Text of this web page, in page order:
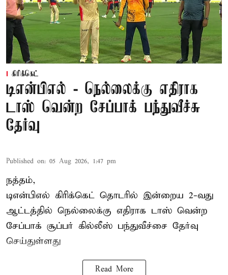
கிரிக்கெட்
டிஎன்பிஎல் - நெல்லைக்கு எதிராக
டாஸ் வென்ற சேப்பாக் பந்துவீச்சு
தேர்வு
Published on: 05 Aug 2026, 1:47 pm
நத்தம்,
டிஎன்பிஎல் கிரிக்கெட் தொடரில் இன்றைய 2-வது
ஆட்டத்தில் நெல்லைக்கு எதிராக டாஸ் வென்ற
சேப்பாக் சூப்பர் கில்லீஸ் பந்துவீச்சை தேர்வு
செய்துள்ளது
Read More